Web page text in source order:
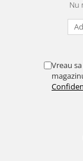
Nu
Vreau